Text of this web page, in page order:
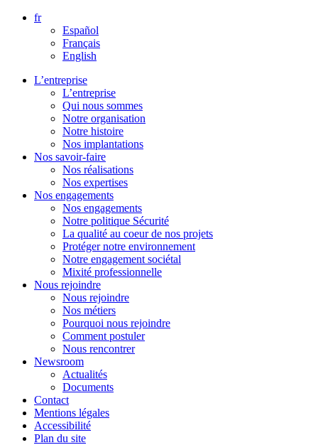
Aller
directement
fr
Español
Français
English
L’entreprise
L’entreprise
Qui nous sommes
Notre organisation
Notre histoire
Nos implantations
Nos savoir-faire
Nos réalisations
Nos expertises
Nos engagements
Nos engagements
Notre politique Sécurité
La qualité au coeur de nos projets
Protéger notre environnement
Notre engagement sociétal
Mixité professionnelle
Nous rejoindre
Nous rejoindre
Nos métiers
Pourquoi nous rejoindre
Comment postuler
Nous rencontrer
Newsroom
Actualités
Documents
Contact
Mentions légales
Accessibilité
Plan du site